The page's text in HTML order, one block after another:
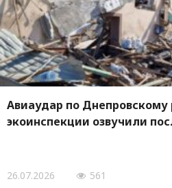
Авиаудар по Днепровскому
экоинспекции озвучили
26.07.2026 561